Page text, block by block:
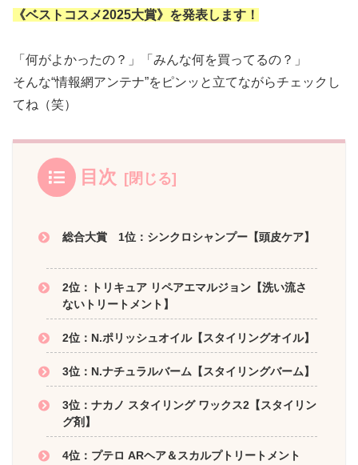
《ベストコスメ2025大賞》を発表します！
「何がよかったの？」「みんな何を買ってるの？」
そんな“情報網アンテナ”をピンッと立てながらチェックし
てね（笑）
目次
総合大賞 1位：シンクロシャンプー【頭皮ケア】
2位：トリキュア リペアエマルジョン【洗い流さ
ないトリートメント】
2位：N.ポリッシュオイル【スタイリングオイル】
3位：N.ナチュラルバーム【スタイリングバーム】
3位：ナカノ スタイリング ワックス2【スタイリン
グ剤】
4位：プテロ ARヘア＆スカルプトリートメント